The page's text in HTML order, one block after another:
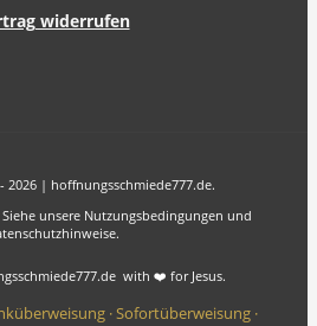
widerrufen
2026 | hoffnungsschmiede777.de.
unsere Nutzungsbedingungen und
with ❤️ for Jesus.
· Sofortüberweisung ·